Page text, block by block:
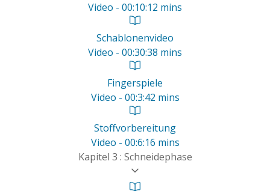
Video - 00:10:12 mins
Schablonenvideo
Video - 00:30:38 mins
Fingerspiele
Video - 00:3:42 mins
Stoffvorbereitung
Video - 00:6:16 mins
Kapitel 3 : Schneidephase